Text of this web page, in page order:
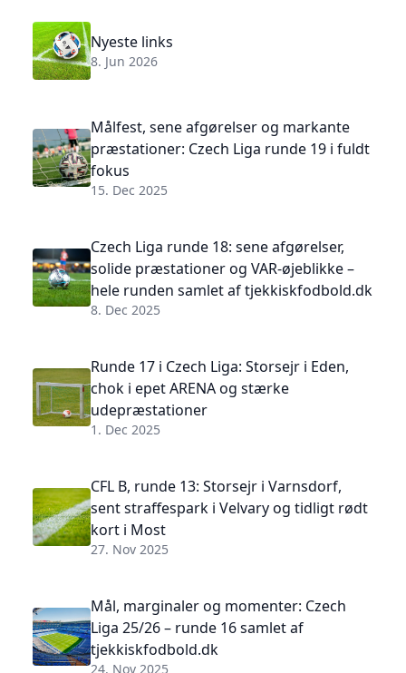
Nyeste links
8. Jun 2026
Målfest, sene afgørelser og markante
præstationer: Czech Liga runde 19 i fuldt
fokus
15. Dec 2025
Czech Liga runde 18: sene afgørelser,
solide præstationer og VAR-øjeblikke –
hele runden samlet af tjekkiskfodbold.dk
8. Dec 2025
Runde 17 i Czech Liga: Storsejr i Eden,
chok i epet ARENA og stærke
udepræstationer
1. Dec 2025
CFL B, runde 13: Storsejr i Varnsdorf,
sent straffespark i Velvary og tidligt rødt
kort i Most
27. Nov 2025
Mål, marginaler og momenter: Czech
Liga 25/26 – runde 16 samlet af
tjekkiskfodbold.dk
24. Nov 2025